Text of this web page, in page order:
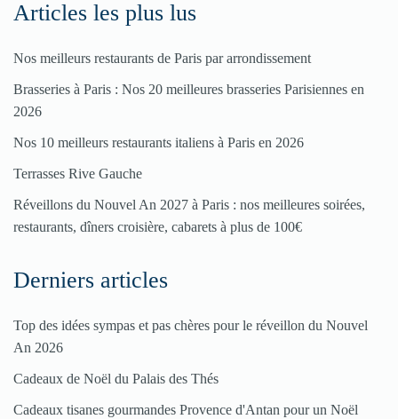
votre
Cliquez
Articles les plus lus
Nos meilleurs restaurants de Paris par arrondissement
Brasseries à Paris : Nos 20 meilleures brasseries Parisiennes en
2026
Nos 10 meilleurs restaurants italiens à Paris en 2026
Terrasses Rive Gauche
Réveillons du Nouvel An 2027 à Paris : nos meilleures soirées,
restaurants, dîners croisière, cabarets à plus de 100€
Derniers articles
Top des idées sympas et pas chères pour le réveillon du Nouvel
An 2026
Cadeaux de Noël du Palais des Thés
Cadeaux tisanes gourmandes Provence d'Antan pour un Noël